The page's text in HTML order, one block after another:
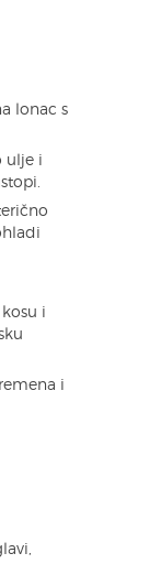
lonac s
ulje i
i
i